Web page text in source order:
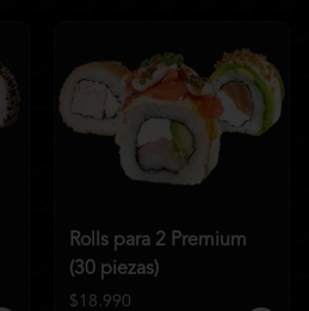
Rolls para 2 Premium
(30 piezas)
$18.990